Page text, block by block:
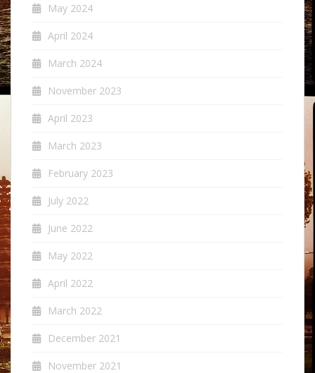
May 2024
April 2024
March 2024
November 2023
April 2023
March 2023
February 2023
July 2022
June 2022
May 2022
April 2022
March 2022
December 2021
November 2021